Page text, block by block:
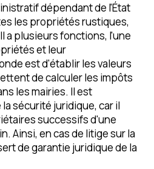
dépendant de l'État
les propriétés rustiques,
a plusieurs fonctions, l'une
et leur
est d'établir les valeurs
de calculer les impôts
les mairies. Il est
sécurité juridique, car il
successifs d'une
Ainsi, en cas de litige sur la
de garantie juridique de la